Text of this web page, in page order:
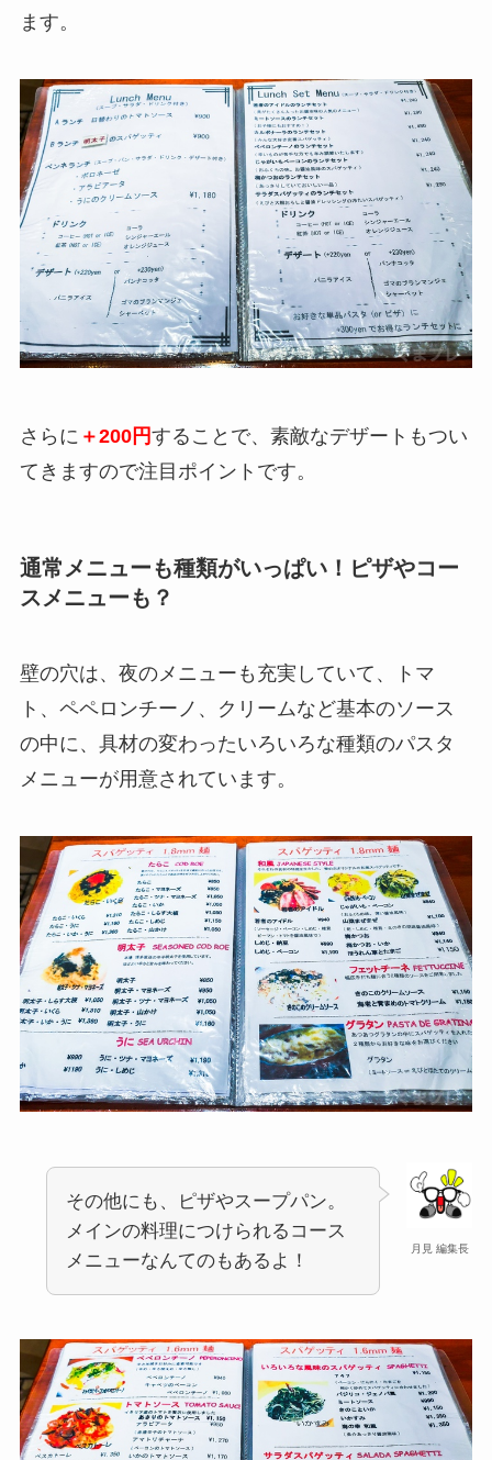
ます。
さらに ＋200円することで、素敵なデザートもつい
てきますので注目ポイントです。
通常メニューも種類がいっぱい！ピザやコー
スメニューも？
壁の穴は、夜のメニューも充実していて、トマ
ト、ペペロンチーノ、クリームなど基本のソース
の中に、具材の変わったいろいろな種類のパスタ
メニューが用意されています。
月見 編集長
その他にも、ピザやスープパン。
メインの料理につけられるコース
メニューなんてのもあるよ！